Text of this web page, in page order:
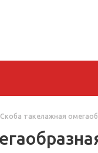
Скоба такелажная